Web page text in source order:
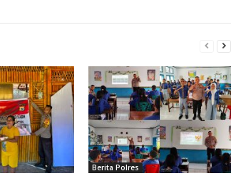
Berita Polres